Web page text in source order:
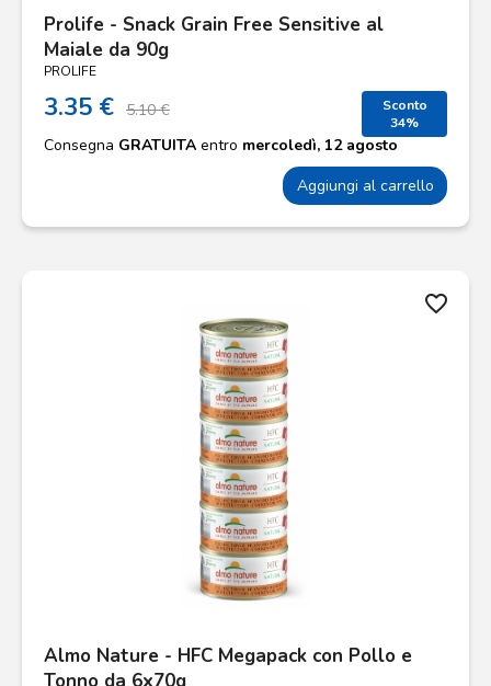
Prolife - Snack Grain Free Sensitive al
Maiale da 90g
PROLIFE
3.35 € 5.10 €
Sconto
34%
Consegna GRATUITA entro mercoledì, 12 agosto
Aggiungi al carrello
favorite_border
Almo Nature - HFC Megapack con Pollo e